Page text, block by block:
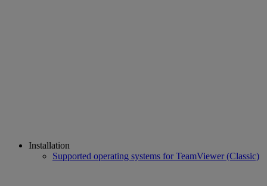
Installation
Supported operating systems for TeamViewer (Classic)